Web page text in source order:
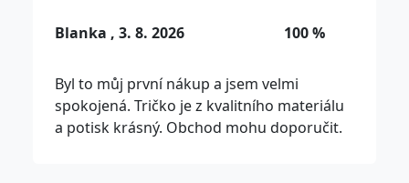
Blanka , 3. 8. 2026 100 %
Byl to můj první nákup a jsem velmi
spokojená. Tričko je z kvalitního materiálu
a potisk krásný. Obchod mohu doporučit.